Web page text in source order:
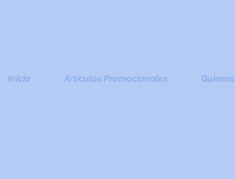
Inicio Artículos Promocionales